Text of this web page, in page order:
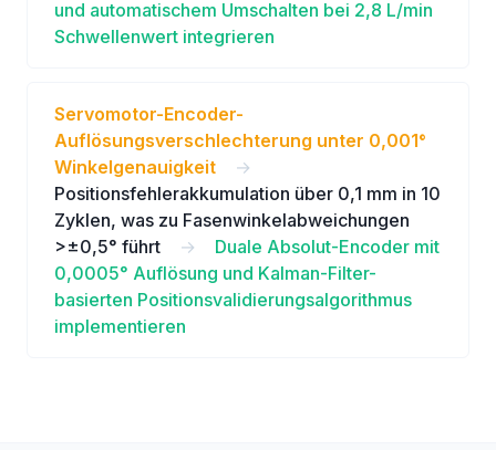
und automatischem Umschalten bei 2,8 L/min
Schwellenwert integrieren
Servomotor-Encoder-
Auflösungsverschlechterung unter 0,001°
Winkelgenauigkeit
→
Positionsfehlerakkumulation über 0,1 mm in 10
Zyklen, was zu Fasenwinkelabweichungen
>±0,5° führt
→
Duale Absolut-Encoder mit
0,0005° Auflösung und Kalman-Filter-
basierten Positionsvalidierungsalgorithmus
implementieren